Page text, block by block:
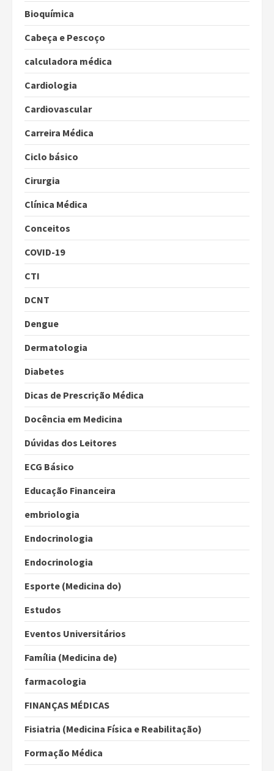
Bioquímica
Cabeça e Pescoço
calculadora médica
Cardiologia
Cardiovascular
Carreira Médica
Ciclo básico
Cirurgia
Clínica Médica
Conceitos
COVID-19
CTI
DCNT
Dengue
Dermatologia
Diabetes
Dicas de Prescrição Médica
Docência em Medicina
Dúvidas dos Leitores
ECG Básico
Educação Financeira
embriologia
Endocrinologia
Endocrinologia
Esporte (Medicina do)
Estudos
Eventos Universitários
Família (Medicina de)
farmacologia
FINANÇAS MÉDICAS
Fisiatria (Medicina Física e Reabilitação)
Formação Médica